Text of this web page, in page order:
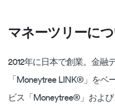
マネーツリーに
2012年に日本で創業。金融
「Moneytree LINK®︎」をベ
ビス「Moneytree®︎」およ